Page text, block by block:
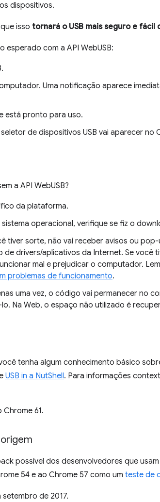
dispositivos.
isso tornará o USB mais seguro e fácil
com a API WebUSB:
Uma notificação aparece
está pronto para uso.
de dispositivos USB vai aparecer no
a API WebUSB?
da plataforma.
operacional, verifique se fiz o
tiver sorte, não vai receber avisos ou
de drivers/aplicativos da Internet. Se você
mal e prejudicar o computador.
problemas de funcionamento.
uma vez, o código vai permanecer no
Na Web, o espaço não utilizado é
tenha algum conhecimento básico
USB in a NutShell. Para informações
61.
possível dos desenvolvedores que usam
54 e ao Chrome 57 como um teste de
de 2017.